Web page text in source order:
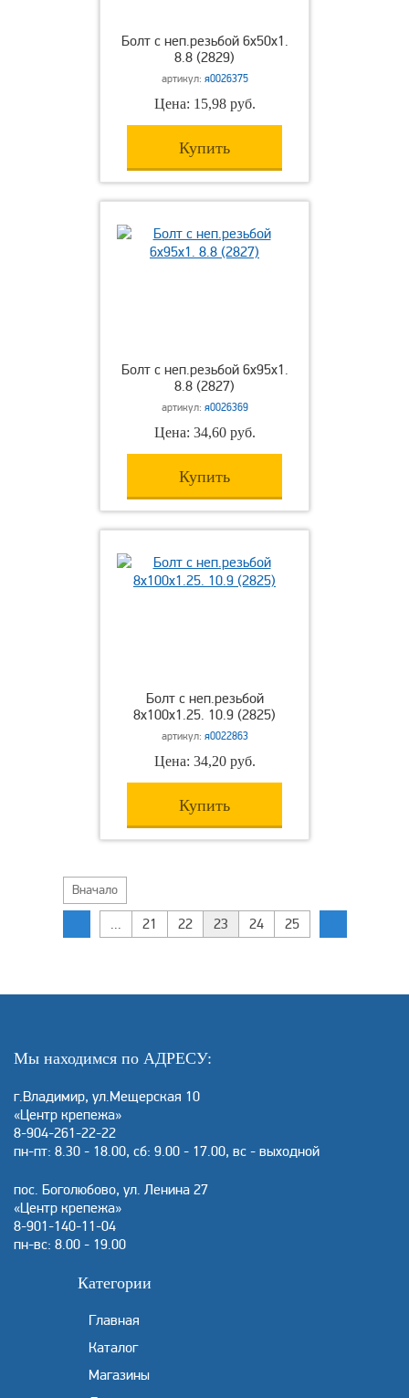
Болт с неп.резьбой 6х50х1.
8.8 (2829)
артикул: я0026375
Цена: 15,98 руб.
Купить
Болт с неп.резьбой 6х95х1.
8.8 (2827)
артикул: я0026369
Цена: 34,60 руб.
Купить
Болт с неп.резьбой
8х100х1.25. 10.9 (2825)
артикул: я0022863
Цена: 34,20 руб.
Купить
Вначало
... 21 22 23 24 25
Мы находимся по АДРЕСУ:
г.Владимир, ул.Мещерская 10
«Центр крепежа»
8-904-261-22-22
пн-пт: 8.30 - 18.00, сб: 9.00 - 17.00, вс - выходной
пос. Боголюбово, ул. Ленина 27
«Центр крепежа»
8-901-140-11-04
пн-вс: 8.00 - 19.00
Категории
Главная
Каталог
Магазины